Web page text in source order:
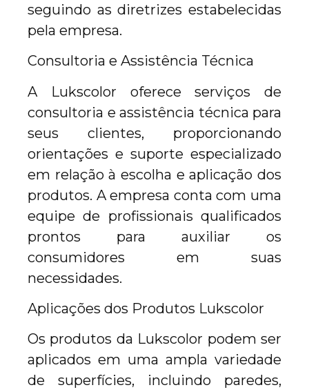
seguindo as diretrizes estabelecidas
pela empresa.
Consultoria e Assistência Técnica
A Lukscolor oferece serviços de
consultoria e assistência técnica para
seus clientes, proporcionando
orientações e suporte especializado
em relação à escolha e aplicação dos
produtos. A empresa conta com uma
equipe de profissionais qualificados
prontos para auxiliar os
consumidores em suas
necessidades.
Aplicações dos Produtos Lukscolor
Os produtos da Lukscolor podem ser
aplicados em uma ampla variedade
de superfícies, incluindo paredes,